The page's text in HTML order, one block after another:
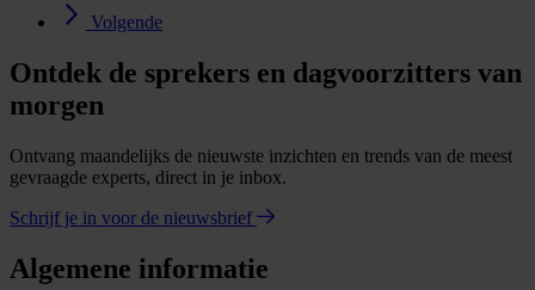
Volgende
Ontdek de sprekers en dagvoorzitters van
morgen
Ontvang maandelijks de nieuwste inzichten en trends van de meest
gevraagde experts, direct in je inbox.
Schrijf je in voor de nieuwsbrief
Algemene informatie